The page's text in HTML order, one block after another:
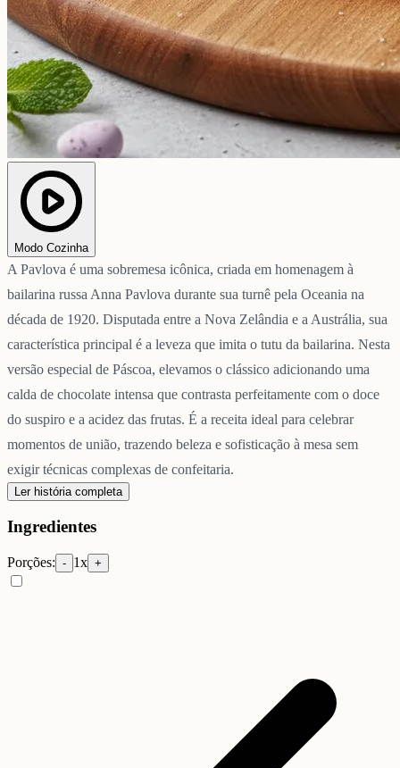
Modo Cozinha
A Pavlova é uma sobremesa icônica, criada em homenagem à
bailarina russa Anna Pavlova durante sua turnê pela Oceania na
década de 1920. Disputada entre a Nova Zelândia e a Austrália, sua
característica principal é a leveza que imita o tutu da bailarina. Nesta
versão especial de Páscoa, elevamos o clássico adicionando uma
calda de chocolate intensa que contrasta perfeitamente com o doce
do suspiro e a acidez das frutas. É a receita ideal para celebrar
momentos de união, trazendo beleza e sofisticação à mesa sem
exigir técnicas complexas de confeitaria.
Ler história completa
Ingredientes
Porções: - 1x +